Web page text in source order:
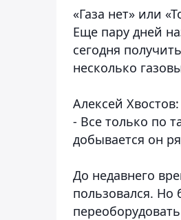
«Газа нет» или
Еще пару дней
сегодня
несколько
Алексей Хвостов:
- Все только по
добывается он
До недавнего
пользовался. Но